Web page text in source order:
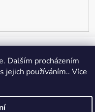
Dalším procházením
jejich používáním.. Více